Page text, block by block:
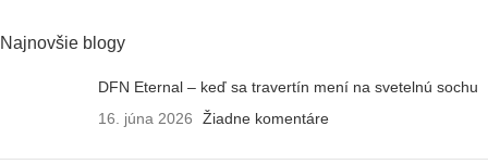
Najnovšie blogy
DFN Eternal – keď sa travertín mení na svetelnú sochu
16. júna 2026
Žiadne komentáre